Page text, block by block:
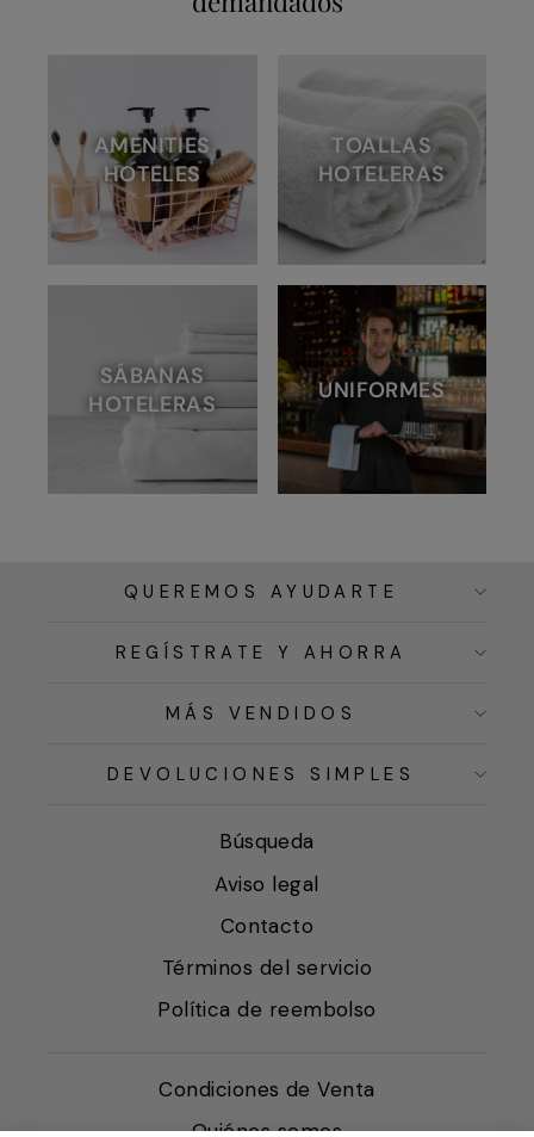
AMENITIES
HOTELES
TOALLAS
HOTELERAS
SÁBANAS
HOTELERAS
UNIFORMES
QUEREMOS AYUDARTE
REGÍSTRATE Y AHORRA
MÁS VENDIDOS
DEVOLUCIONES SIMPLES
Búsqueda
Aviso legal
Contacto
Términos del servicio
Política de reembolso
Condiciones de Venta
Quiénes somos